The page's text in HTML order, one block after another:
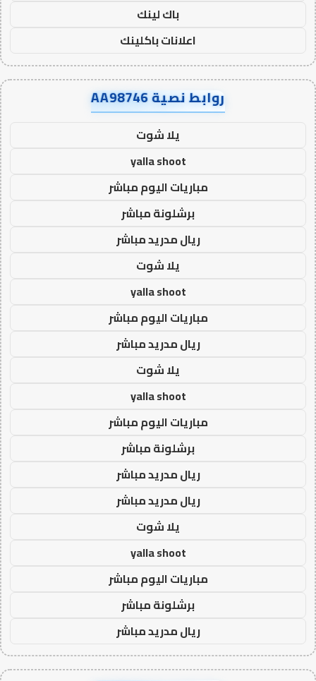
باك لينك
اعلانات باكلينك
روابط نصية AA98746
يلا شوت
yalla shoot
مباريات اليوم مباشر
برشلونة مباشر
ريال مدريد مباشر
يلا شوت
yalla shoot
مباريات اليوم مباشر
ريال مدريد مباشر
يلا شوت
yalla shoot
مباريات اليوم مباشر
برشلونة مباشر
ريال مدريد مباشر
ريال مدريد مباشر
يلا شوت
yalla shoot
مباريات اليوم مباشر
برشلونة مباشر
ريال مدريد مباشر